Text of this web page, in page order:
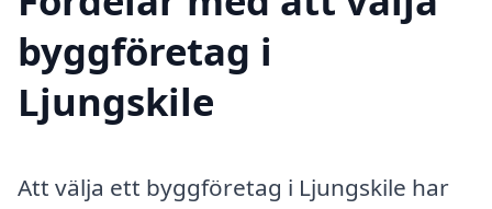
byggföretag i
Ljungskile
Att välja ett byggföretag i Ljungskile har